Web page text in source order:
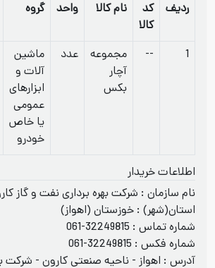
ردیف
کد
کالا
نام کالا واحد گروه
1
--
مجموعه
آچار
بکس
عدد
ماشین
آلات و
ابزارهای
عمومی
یا خاص
خودرو
اطلاعات خریدار
نام سازمان : شرکت بهره برداری نفت و گاز
استان(شهر) : خوزستان (اهواز)
شماره تماس : 061-32249815
شماره فکس : 061-32249815
آدرس : اهواز - ناحیه صنعتی کارون - شرکت